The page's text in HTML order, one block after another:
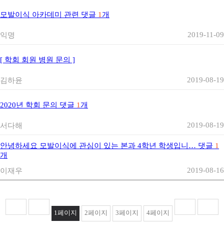
모발이식 아카데미 관련 댓글 1 개
익명 2019-11-09
[ 학회 회원 병원 문의 ]
김하윤 2019-08-19
2020년 학회 문의 댓글 1 개
서다해 2019-08-19
안녕하세요 모발이식에 관심이 있는 본과 4학년 학생입니… 댓글 1
개
이재우
2019-08-16
1 페이지 2페이지 3페이지 4페이지